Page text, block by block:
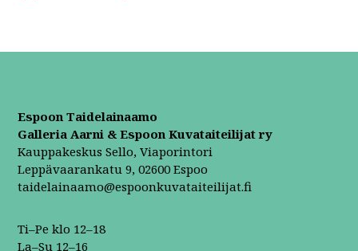
Espoon Taidelainaamo
Galleria Aarni & Espoon Kuvataiteilijat ry
Kauppakeskus Sello, Viaporintori
Leppävaarankatu 9, 02600 Espoo
taidelainaamo@espoonkuvataiteilijat.fi
Ti–Pe klo 12–18
La–Su 12–16